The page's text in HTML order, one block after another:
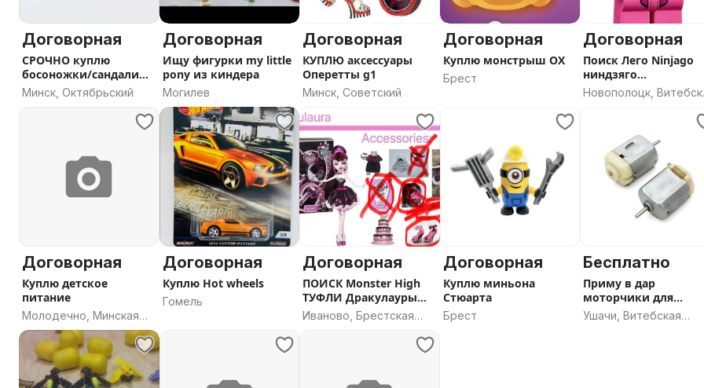
Договорная
СРОЧНО куплю
босоножки/сандалии
Котофей
Минск, Октябрьский
Договорная
Ищу фигурки my little
pony из киндера
Могилев
Договорная
КУПЛЮ аксессуары
Оперетты g1
Минск, Советский
Договорная
Куплю монстрыш ОХ
Брест
Договорная
Поиск Лего Ninjago
ниндзяго
минифигурки
Новополоцк,
Договорная
Куплю детское
питание
Молодечно, Минская
область
Договорная
Куплю Hot wheels
Гомель
Договорная
ПОИСК Monster High
ТУФЛИ Дракулауры
sweet1600
Иваново, Брестская
Договорная
Куплю миньона
Стюарта
Брест
Бесплатно
Приму в дар
моторчики для
машинок
Ушачи, Витебская